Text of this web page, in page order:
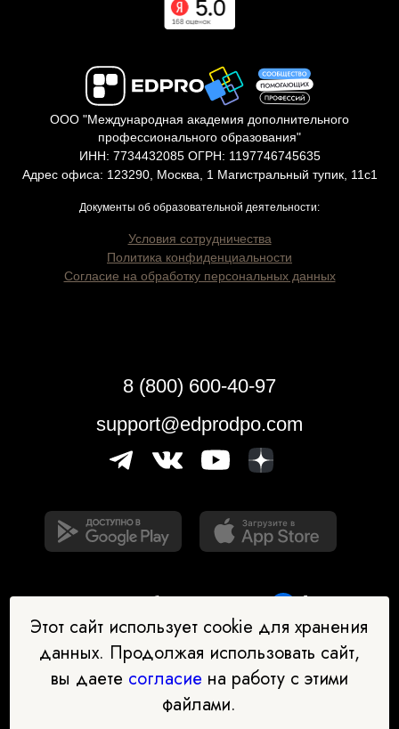
Наш бот-помощник в выборе
ООО "Международная академия дополнительного
профессионального образования"
ИНН: 7734432085 ОГРН: 1197746745635
Адрес офиса: 123290, Москва, 1 Магистральный тупик, 11с1
Документы об образовательной деятельности:
Условия сотрудничества
Политика конфиденциальности
Согласие на обработку персональных данных
8 (800) 600-40-97
support@edprodpo.com
Этот сайт использует cookie для хранения
данных. Продолжая использовать сайт,
вы даете согласие на работу с этими
файлами.